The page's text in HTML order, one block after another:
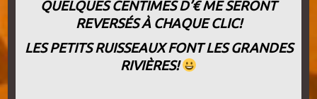
QUELQUES CENTIMES D’€ ME SERONT
REVERSÉS À CHAQUE CLIC!
LES PETITS RUISSEAUX FONT LES GRANDES
RIVIÈRES!